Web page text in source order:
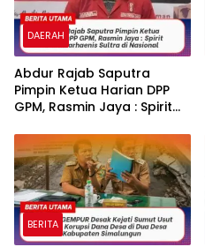
DAERAH
‎‎Abdur Rajab Saputra
Pimpin Ketua Harian DPP
GPM, Rasmin Jaya : Spirit
Nasional
BERITA